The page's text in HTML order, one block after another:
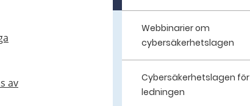
av
Webbinarier om
cybersäkerhetslagen
Cybersäkerhetslagen för
ledningen